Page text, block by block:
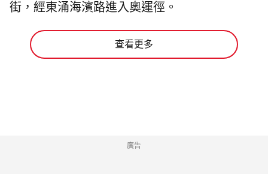
街，經東涌海濱路進入奧運徑。
查看更多
廣告